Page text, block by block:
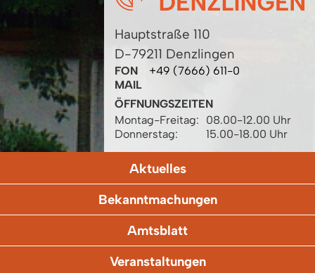
Hauptstraße 110
D-79211 Denzlingen
FON
+49 (7666) 611-0
MAIL
ÖFFNUNGSZEITEN
Montag-Freitag:
08.00-12.00 Uhr
Donnerstag:
15.00-18.00 Uhr
Aktuelles
Bekanntmachungen
Amtsblatt
Veranstaltungen